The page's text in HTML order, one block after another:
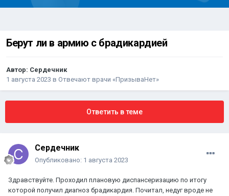
Берут ли в армию с брадикардией
Автор: Сердечник
1 августа 2023 в Отвечают врачи «ПризываНет»
Ответить в теме
Сердечник
Опубликовано: 1 августа 2023
Здравствуйте. Проходил плановую диспансеризацию по итогу
которой получил диагноз брадикардия. Почитал, недуг вроде не